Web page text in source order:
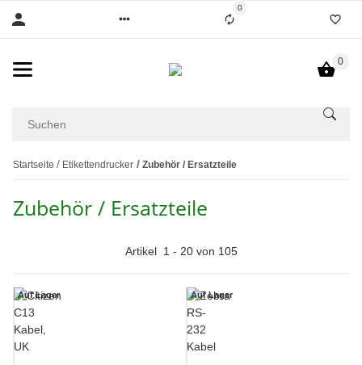
0
0
Startseite Etikettendrucker Zubehör / Ersatzteile
Zubehör / Ersatzteile
Artikel 1 - 20von 105
Auf Lager Auf Lager